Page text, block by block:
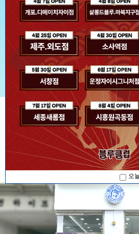
공지사항
[공지사항] [블루소식]2026. 07. 17 '블
[공지사항] [블루소식]2026. 08. 04 '블
[공지사항] [블루소식]2026. 08. 04 '블
[공지사항] [블루소식]2026. 07. 17 '블
[공지사항] [블루소식]2026. 08. 04 '블
오늘
오늘
오